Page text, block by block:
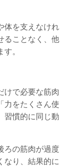
体を支えなけれ
ることなく、他
。
けで必要な筋肉
力をたくさん使
習慣的に同じ動
ろの筋肉が過度
なり、結果的に